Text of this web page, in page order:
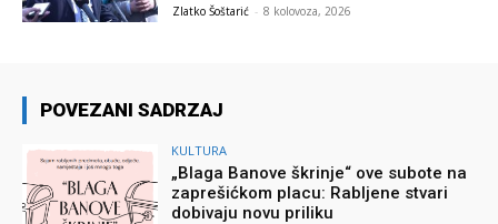
Zlatko Šoštarić - 8 kolovoza, 2026
POVEZANI SADRZAJ
KULTURA
„Blaga Banove škrinje“ ove subote na
zaprešićkom placu: Rabljene stvari
dobivaju novu priliku